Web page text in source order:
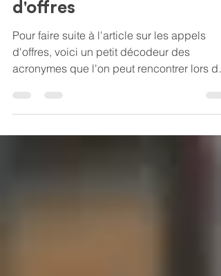
Le décodeur des appels
d'offres
Pour faire suite à l'article sur les appels
d'offres, voici un petit décodeur des
acronymes que l'on peut rencontrer lors